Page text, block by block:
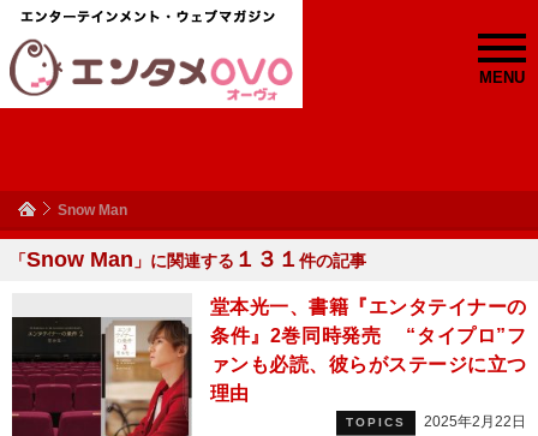
MENU
Snow Man
「Snow Man 」に関連する １３１ 件の記事
堂本光一、書籍『エンタテイナーの
条件』2巻同時発売 “タイプロ”フ
ァンも必読、彼らがステージに立つ
理由
TOPICS 2025年2月22日